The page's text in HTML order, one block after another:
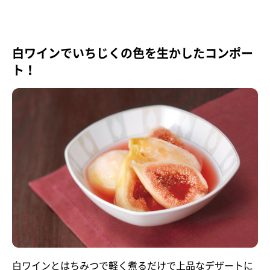
白ワインでいちじくの色を生かしたコンポー
ト！
白ワインとはちみつで軽く煮るだけで上品なデザートに